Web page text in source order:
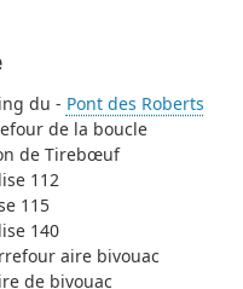
du - Pont des Roberts
de la boucle
de Tirebœuf
112
115
140
aire bivouac
de bivouac